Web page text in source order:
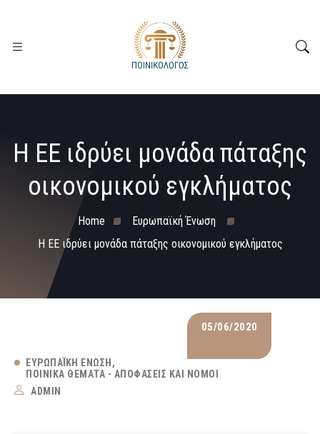
H ΕΕ ιδρύει μονάδα πάταξης
οικονομικού εγκλήματος
Home
Ευρωπαϊκή Ένωση
H ΕΕ ιδρύει μονάδα πάταξης οικονομικού εγκλήματος
05/06/2020
ΕΥΡΩΠΑΪΚΉ ΈΝΩΣΗ
ΠΟΙΝΙΚΆ ΘΈΜΑΤΑ - ΑΠΟΦΆΣΕΙΣ ΚΑΙ ΝΌΜΟΙ
ADMIN